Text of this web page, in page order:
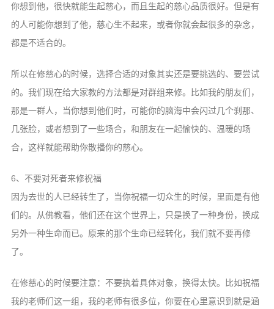
你想到他，很快就能生起慈心，而且生起的慈心品质很好。但是有
的人可能你想到了他，慈心生不起来，或者你就会起很多的杂念，
都是不适合的。
所以在修慈心的时候，选择合适的对象其实还是要挑选的、要尝试
的。我们现在给大家教的方法都是对群组来修。比如我的朋友们，
那是一群人，当你想到他们时，可能你的脑海中会闪过几个刹那、
几张脸，或者想到了一些场合，和朋友在一起愉快的、温暖的场
合，这样就能帮助你散播你的慈心。
6、不要对死者来修祝福
因为去世的人已经转生了，当你祝福一切众生的时候，里面是有他
们的。从佛教看，他们还在这个世界上，只是换了一种身份，换成
另外一种生命而已。原来的那个生命已经转化，我们就不要再修
了。
在修慈心的时候要注意：不要执着具体对象，换得太快。比如祝福
我的老师们这一组，我的老师有很多位，你要在心里意识到就是涵